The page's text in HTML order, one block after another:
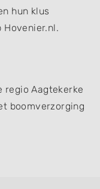
hun klus
regio Aagtekerke
boomverzorging